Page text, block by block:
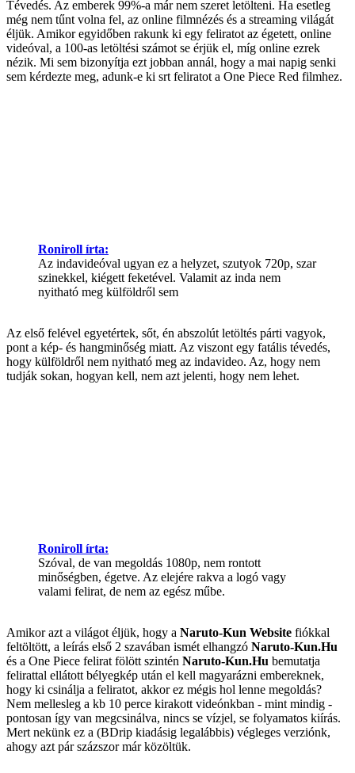
Tévedés. Az emberek 99%-a már nem szeret letölteni. Ha esetleg
még nem tűnt volna fel, az online filmnézés és a streaming világát
éljük. Amikor egyidőben rakunk ki egy feliratot az égetett, online
videóval, a 100-as letöltési számot se érjük el, míg online ezrek
nézik. Mi sem bizonyítja ezt jobban annál, hogy a mai napig senki
sem kérdezte meg, adunk-e ki srt feliratot a One Piece Red filmhez.
Roniroll írta:
Az indavideóval ugyan ez a helyzet, szutyok 720p, szar
szinekkel, kiégett feketével. Valamit az inda nem
nyitható meg külföldről sem
Az első felével egyetértek, sőt, én abszolút letöltés párti vagyok,
pont a kép- és hangminőség miatt. Az viszont egy fatális tévedés,
hogy külföldről nem nyitható meg az indavideo. Az, hogy nem
tudják sokan, hogyan kell, nem azt jelenti, hogy nem lehet.
Roniroll írta:
Szóval, de van megoldás 1080p, nem rontott
minőségben, égetve. Az elejére rakva a logó vagy
valami felirat, de nem az egész műbe.
Amikor azt a világot éljük, hogy a Naruto-Kun Website fiókkal
feltöltött, a leírás első 2 szavában ismét elhangzó Naruto-Kun.Hu
és a One Piece felirat fölött szintén Naruto-Kun.Hu bemutatja
felirattal ellátott bélyegkép után el kell magyarázni embereknek,
hogy ki csinálja a feliratot, akkor ez mégis hol lenne megoldás?
Nem mellesleg a kb 10 perce kirakott videónkban - mint mindig -
pontosan így van megcsinálva, nincs se vízjel, se folyamatos kiírás.
Mert nekünk ez a (BDrip kiadásig legalábbis) végleges verziónk,
ahogy azt pár százszor már közöltük.